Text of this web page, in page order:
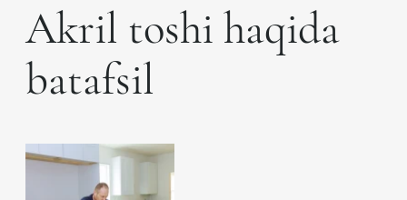
Akril toshi haqida
batafsil